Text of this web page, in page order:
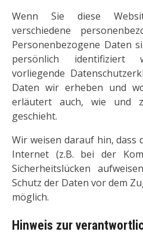
Wenn Sie diese
verschiedene
Personenbezogene Daten
persönlich identifiziert
vorliegende
Daten wir erheben und
erläutert auch, wie und
geschieht.
Wir weisen darauf hin,
Internet (z.B. bei der
Sicherheitslücken
Schutz der Daten vor dem
möglich.
Hinweis zur